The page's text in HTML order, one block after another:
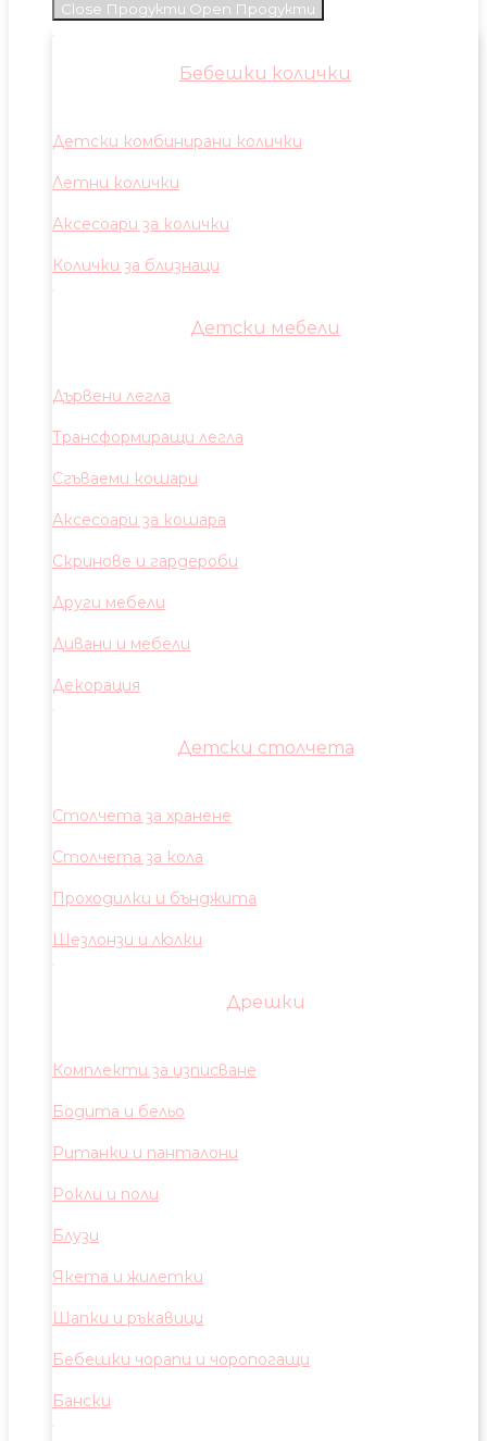
Close Продукти Open Продукти
Бебешки колички
Детски комбинирани колички
Летни колички
Аксесоари за колички
Колички за близнаци
Детски мебели
Дървени легла
Трансформиращи легла
Сгъваеми кошари
Аксесоари за кошара
Скринове и гардероби
Други мебели
Дивани и мебели
Декорация
Детски столчета
Столчета за хранене
Столчета за кола
Проходилки и бънджита
Шезлонзи и люлки
Дрешки
Комплекти за изписване
Бодита и бельо
Ританки и панталони
Рокли и поли
Блузи
Якета и жилетки
Шапки и ръкавици
Бебешки чорапи и чоропогащи
Бански